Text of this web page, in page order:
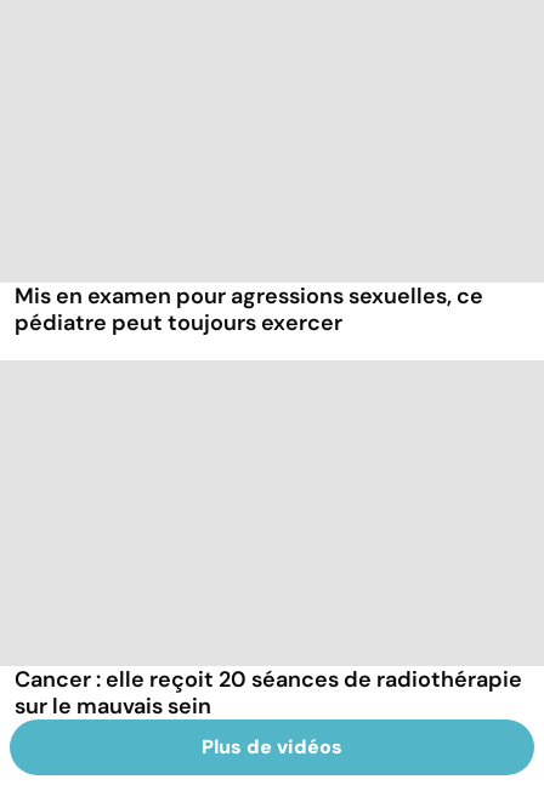
Mis en examen pour agressions sexuelles, ce
pédiatre peut toujours exercer
Cancer : elle reçoit 20 séances de radiothérapie
sur le mauvais sein
Plus de vidéos